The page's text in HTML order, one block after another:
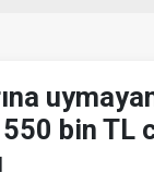
bin TL